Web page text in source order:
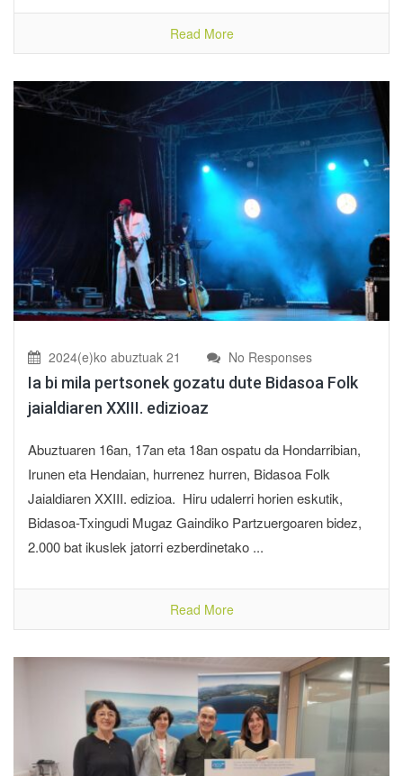
Read More
2024(e)ko abuztuak 21 No Responses
Ia bi mila pertsonek gozatu dute Bidasoa Folk
jaialdiaren XXIII. edizioaz
Abuztuaren 16an, 17an eta 18an ospatu da Hondarribian,
Irunen eta Hendaian, hurrenez hurren, Bidasoa Folk
Jaialdiaren XXIII. edizioa. Hiru udalerri horien eskutik,
Bidasoa-Txingudi Mugaz Gaindiko Partzuergoaren bidez,
2.000 bat ikuslek jatorri ezberdinetako ...
Read More